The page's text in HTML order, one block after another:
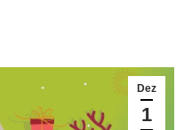
Dez
1